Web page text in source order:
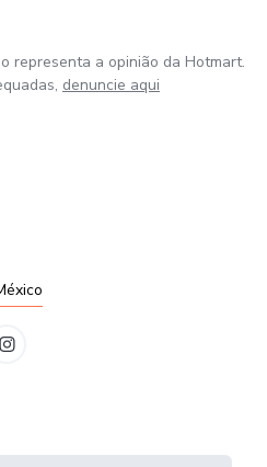
representa a opinião da Hotmart.
denuncie aqui